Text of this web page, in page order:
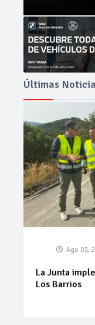
Últimas
Jul 29,
Prueba del
el SUV